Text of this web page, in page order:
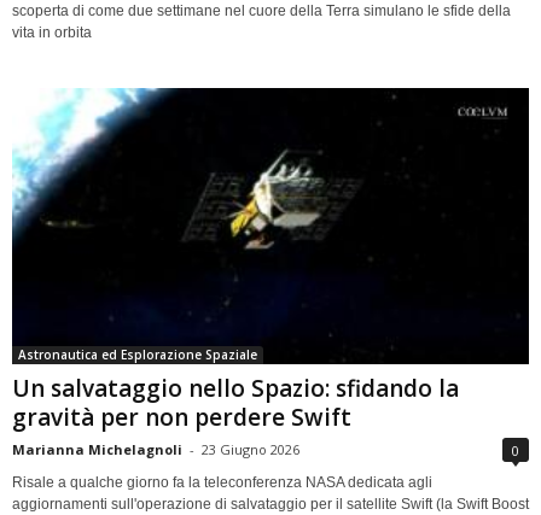
scoperta di come due settimane nel cuore della Terra simulano le sfide della
vita in orbita
Astronautica ed Esplorazione Spaziale
Un salvataggio nello Spazio: sfidando la
gravità per non perdere Swift
Marianna Michelagnoli - 23 Giugno 2026 0
Risale a qualche giorno fa la teleconferenza NASA dedicata agli
aggiornamenti sull'operazione di salvataggio per il satellite Swift (la Swift Boost